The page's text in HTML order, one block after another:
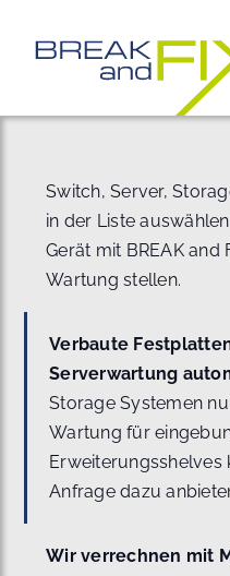
springen
Switch, Server,
in der Liste
Gerät mit BREAK and
Wartung stellen.
Verbaute
Serverwartung
Storage Systemen
Wartung für
Anfrage dazu
Wir verrechnen mit